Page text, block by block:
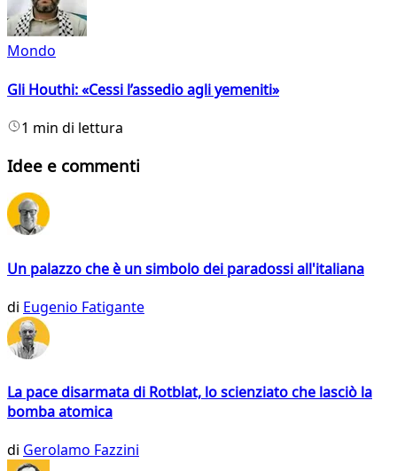
Mondo
Gli Houthi: «Cessi l’assedio agli yemeniti»
1 min di lettura
Idee e commenti
Un palazzo che è un simbolo dei paradossi all'italiana
di Eugenio Fatigante
La pace disarmata di Rotblat, lo scienziato che lasciò la
bomba atomica
di Gerolamo Fazzini